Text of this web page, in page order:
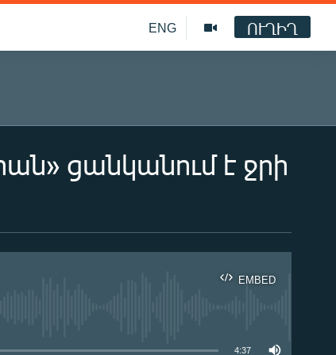
ENG ՈՒՂԻՂ
ցանկանում է ջրի
EMBED
4:37